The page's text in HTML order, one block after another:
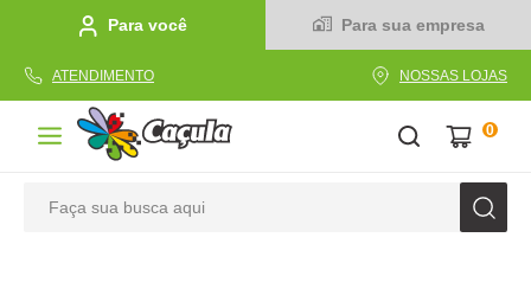
Para você Para sua empresa
ATENDIMENTO NOSSAS LOJAS
0